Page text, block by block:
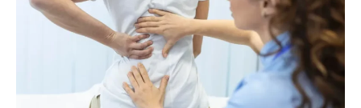
оперативным
лечением
межпозвонковых